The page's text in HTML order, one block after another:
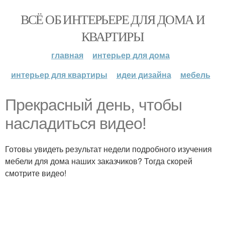
ВСЁ ОБ ИНТЕРЬЕРЕ ДЛЯ ДОМА И
КВАРТИРЫ
главная
интерьер для дома
интерьер для квартиры
идеи дизайна мебель
Прекрасный день, чтобы
насладиться видео!
Готовы увидеть результат недели подробного изучения
мебели для дома наших заказчиков? Тогда скорей
смотрите видео!